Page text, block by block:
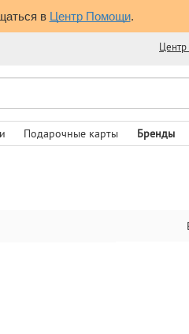
в Центр Помощи.
Подарочные карты Бренды